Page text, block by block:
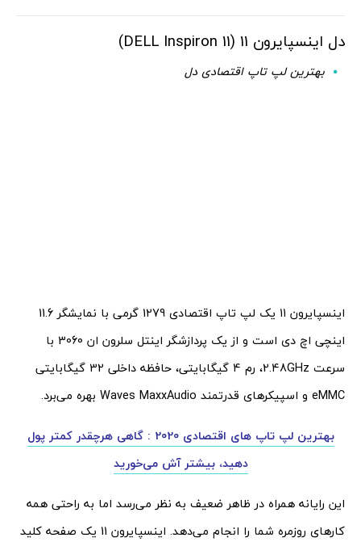
دل اینسپایرون 11 (DELL Inspiron 11)
بهترین لپ تاپ اقتصادی دل
اینسپایرون 11 یک لپ تاپ اقتصادی 1279 گرمی با نمایشگر 11.6
اینچی اچ دی است و از یک پردازشگر اینتل سلرون ان 3060 با
سرعت 2.48GHz، رم 4 گیگابایتی، حافظه داخلی 32 گیگابایتی
eMMC و اسپیکرهای قدرتمند Waves MaxxAudio بهره می‌برد.
بهترین لپ تاپ های اقتصادی 2020 : گاهی هرچقدر کمتر پول
دهید، بیشتر آش می‌خورید
این رایانه همراه در ظاهر ضعیف به نظر می‌رسد اما به راحتی همه
کارهای روزمره شما را انجام می‌دهد. اینسپایرون 11 یک صفحه کلید